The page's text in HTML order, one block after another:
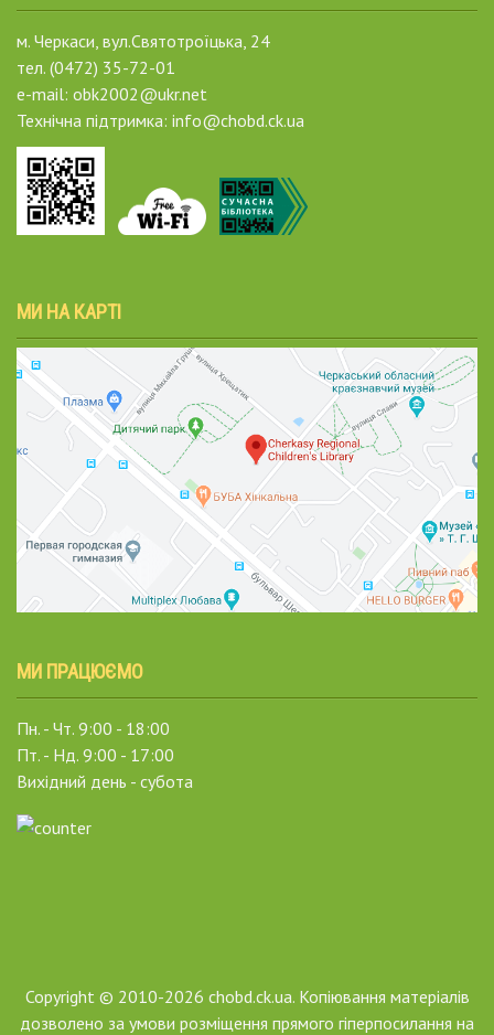
м. Черкаси, вул.Святотроїцька, 24
тел. (0472) 35-72-01
e-mail: obk2002@ukr.net
Технічна підтримка: info@chobd.ck.ua
МИ НА КАРТІ
МИ ПРАЦЮЄМО
Пн. - Чт. 9:00 - 18:00
Пт. - Нд. 9:00 - 17:00
Вихідний день - субота
Copyright © 2010-2026 chobd.ck.ua. Копіювання матеріалів
дозволено за умови розміщення прямого гіперпосилання на